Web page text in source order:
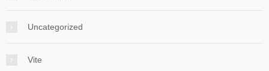
Uncategorized
Vite